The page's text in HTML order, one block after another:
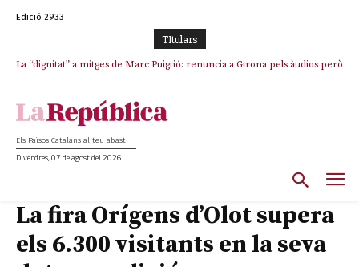
Edició 2933
TItulars
La “dignitat” a mitges de Marc Puigtió: renuncia a Girona pels àudios però
Els Països Catalans al teu abast
Divendres, 07 de agost del 2026
La fira Orígens d’Olot supera
els 6.300 visitants en la seva